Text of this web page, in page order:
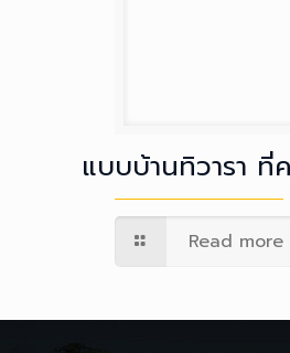
แบบบ้านทิวารา ที่
Read more